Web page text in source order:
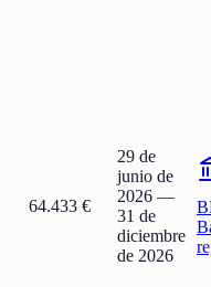
64.433 €
29 de
junio de
2026 —
31 de
diciembre
de 2026